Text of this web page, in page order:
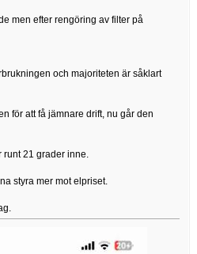
men efter rengöring av filter på
och majoriteten är såklart
för att få jämnare drift, nu går den
runt 21 grader inne.
styra mer mot elpriset.